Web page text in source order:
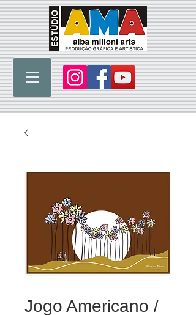
Jogo Americano /